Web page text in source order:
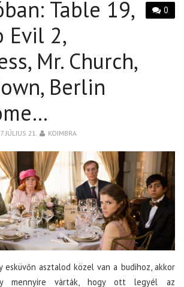
0
Table 19,
Evil 2,
Mr. Church,
Berlin
JÚLIUS 21. KOIMBRA
esküvőn asztalod közel van a budihoz, akkor
mennyire várták, hogy ott legyél az